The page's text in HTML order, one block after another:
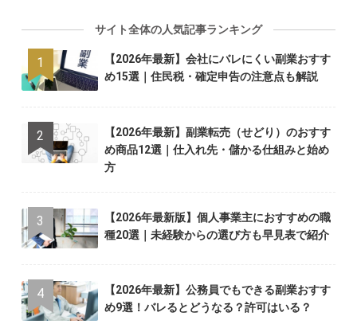
サイト全体の人気記事ランキング
【2026年最新】会社にバレにくい副業おすす
め15選｜住民税・確定申告の注意点も解説
【2026年最新】副業転売（せどり）のおすす
め商品12選｜仕入れ先・儲かる仕組みと始め
方
【2026年最新版】個人事業主におすすめの職
種20選｜未経験からの選び方も早見表で紹介
【2026年最新】公務員でもできる副業おすす
め9選！バレるとどうなる？許可はいる？